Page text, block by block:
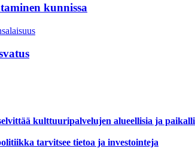
kunnissa
kulttuuripalvelujen alueellisia ja
tarvitsee tietoa ja investointeja